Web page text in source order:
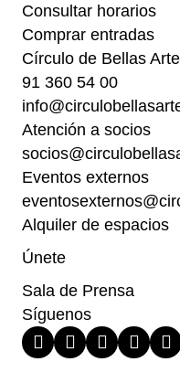
Consultar horarios
Comprar entradas
Círculo de Bellas
91 360 54 00
Atención a socios
Eventos externos
Alquiler de espacios
Únete
Sala de Prensa
Síguenos